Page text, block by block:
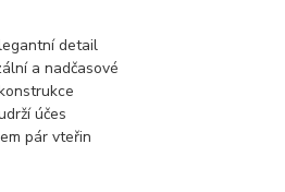
detail
a nadčasové
účes
pár vteřin